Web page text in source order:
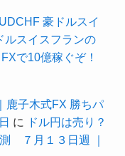
豪ドルスイ
ルスイスフランの
で10億稼ぐぞ！
鹿子木式FX 勝ちパ
に
ドル円は売り？
７月１３日週 ｜